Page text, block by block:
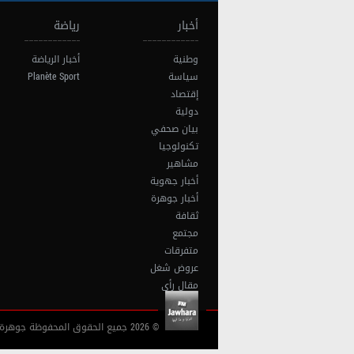
أخبار
وطنية
سياسة
إقتصاد
دولية
بيان صحفي
تكنولوجيا
مشاهير
أخبار جهوية
أخبار جوهرة
ثقافة
مجتمع
متفرقات
عروض شغل
مقال رأي
رياضة
أخبار الرياضة
Planète Sport
© 2026 جميع الحقوق المحفوظة جوهرة أف آم تونس |